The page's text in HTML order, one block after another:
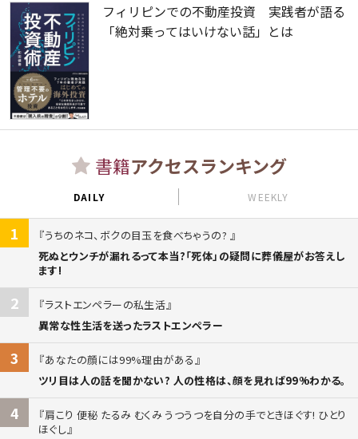
フィリピンでの不動産投資 実践者が語る
「絶対乗ってはいけない話」とは
書籍アクセスランキング
DAILY WEEKLY
1
うちのネコ、ボクの目玉を食べちゃうの?
死ぬとウンチが漏れるって本当?「死体」の疑問に葬儀屋がお答えし
ます!
2
ラストエンペラーの私生活
異常な性生活を送ったラストエンペラー
3
あなたの顔には99%理由がある
ツリ目は人の話を聞かない? 人の性格は、顔を見れば99%わかる。
4
肩こり 便秘 たるみ むくみ うつうつを自分の手でときほぐす! ひとり
ほぐし